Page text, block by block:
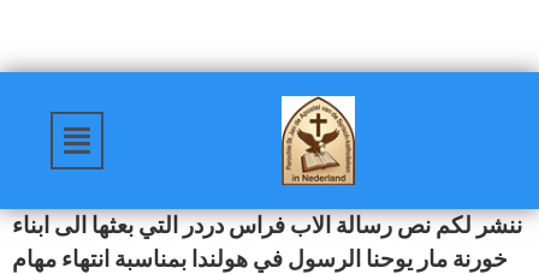
ننشر لكم نص رسالة الاب فراس دردر التي بعثها الى ابناء
خورنة مار يوحنا الرسول في هولندا بمناسبة انتهاء مهام